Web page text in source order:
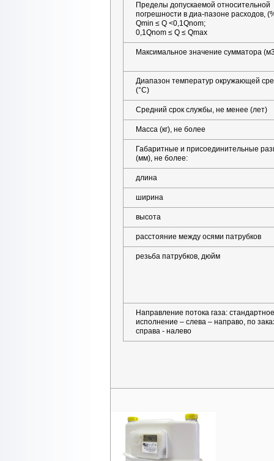
Пределы допускаемой относительной
погрешности в диа-пазоне расходов,
Qmin ≤ Q <0,1Qnom;
0,1Qnom ≤ Q ≤ Qmax
Максимальное значение сумматора
Диапазон температур окружающей
(°С)
Средний срок службы, не менее (лет)
Масса (кг), не более
Габаритные и присоединительные
(мм), не более:
длина
ширина
высота
расстояние между осями патрубков
резьба патрубков, дюйм
Направление потока газа: стандартное
исполнение – слева – направо, по
справа - налево